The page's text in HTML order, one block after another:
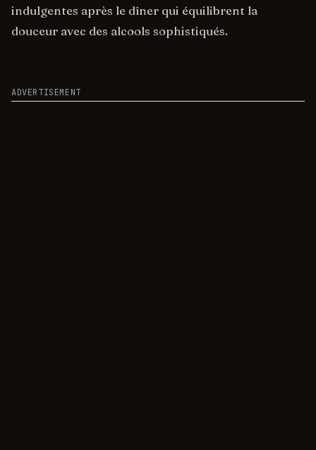
indulgentes après le dîner qui équilibrent la
douceur avec des alcools sophistiqués.
ADVERTISEMENT